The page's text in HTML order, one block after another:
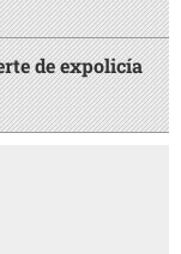
de expolicía